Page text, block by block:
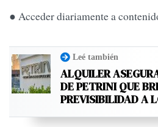
● Acceder diariamente a
Leé también
ALQUILER
DE PETRINI QUE
PREVISIBILIDAD A